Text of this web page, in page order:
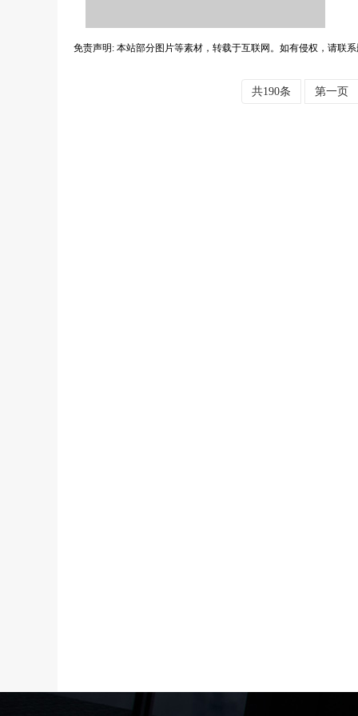
免责声明: 本站部分图片等素材，转载于互联网。如有侵权，请联
共190条 第一页